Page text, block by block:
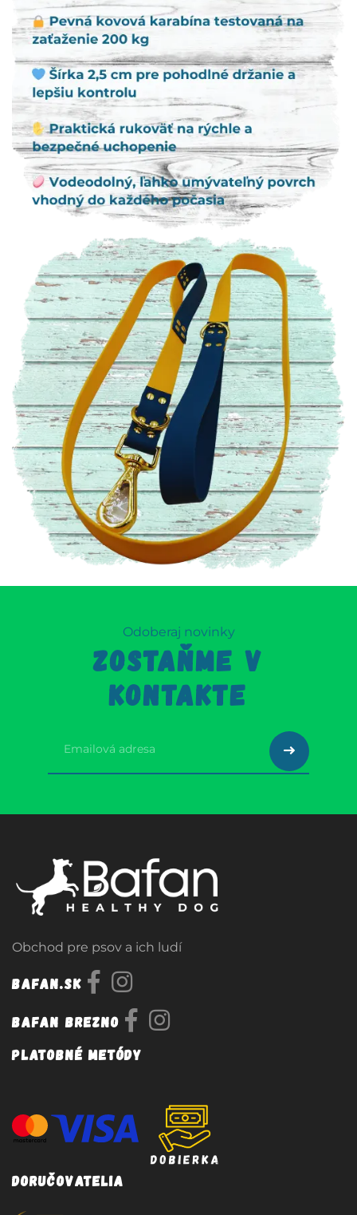
Odoberaj novinky
ZOSTAŇME V
KONTAKTE
Obchod pre psov a ich ludí
Bafan.sk
Bafan Brezno
Platobné metódy
Doručovatelia